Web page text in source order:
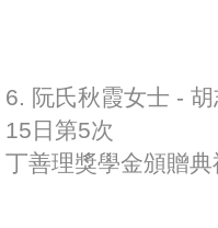
6. 阮氏秋霞女士 -
15日第5次
丁善理獎學金頒贈